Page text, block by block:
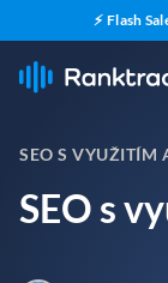
⚡ Flash
SEO S VYUŽITÍM
SEO s